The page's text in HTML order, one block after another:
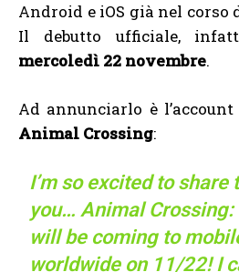
Android e iOS già nel corso
Il debutto ufficiale,
mercoledì 22 novembre.
Ad annunciarlo è
Animal Crossing:
I’m so excited to share
you… Animal Crossing:
will be coming to
worldwide on 11/22! I